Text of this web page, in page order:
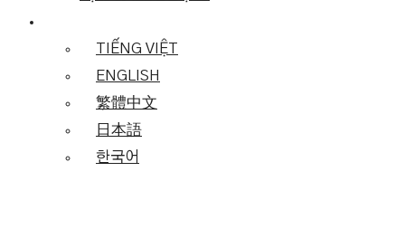
TIẾNG VIỆT
ENGLISH
繁體中文
日本語
한국어